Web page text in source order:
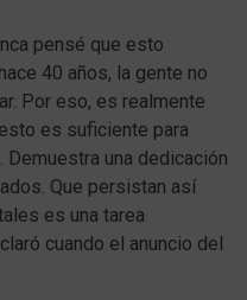
pensé que esto
40 años, la gente no
Por eso, es realmente
es suficiente para
una dedicación
Que persistan así
es una tarea
cuando el anuncio del